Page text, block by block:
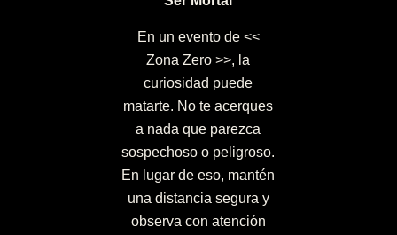
En un evento de <<
Zona Zero >>, la
curiosidad puede
matarte. No te acerques
a nada que parezca
sospechoso o peligroso.
En lugar de eso, mantén
una distancia segura y
observa con atención